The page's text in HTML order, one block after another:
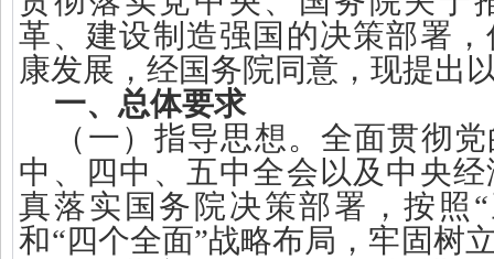
革、建设制造强国的决策部署
康发展，经国务院同意，现提出
一、总体要求
（一）指导思想。全面贯彻
中、四中、五中全会以及中央
真落实国务院决策部署，按照
和“四个全面”战略布局，牢固树